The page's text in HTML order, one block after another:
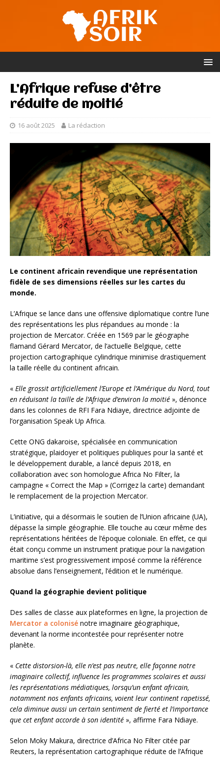
L’Afrique refuse d’être
réduite de moitié
16 août 2025 La rédaction
Le continent africain revendique une représentation
fidèle de ses dimensions réelles sur les cartes du
monde.
L’Afrique se lance dans une offensive diplomatique contre l’une
des représentations les plus répandues au monde : la
projection de Mercator. Créée en 1569 par le géographe
flamand Gérard Mercator, de l’actuelle Belgique, cette
projection cartographique cylindrique minimise drastiquement
la taille réelle du continent africain.
« Elle grossit artificiellement l’Europe et l’Amérique du Nord, tout
en réduisant la taille de l’Afrique d’environ la moitié », dénonce
dans les colonnes de RFI Fara Ndiaye, directrice adjointe de
l’organisation Speak Up Africa.
Cette ONG dakaroise, spécialisée en communication
stratégique, plaidoyer et politiques publiques pour la santé et
le développement durable, a lancé depuis 2018, en
collaboration avec son homologue Africa No Filter, la
campagne « Correct the Map » (Corrigez la carte) demandant
le remplacement de la projection Mercator.
L’initiative, qui a désormais le soutien de l’Union africaine (UA),
dépasse la simple géographie. Elle touche au cœur même des
représentations héritées de l’époque coloniale. En effet, ce qui
était conçu comme un instrument pratique pour la navigation
maritime s’est progressivement imposé comme la référence
absolue dans l’enseignement, l’édition et le numérique.
Quand la géographie devient politique
Des salles de classe aux plateformes en ligne, la projection de
Mercator a colonisé notre imaginaire géographique,
devenant la norme incontestée pour représenter notre
planète.
« Cette distorsion-là, elle n’est pas neutre, elle façonne notre
imaginaire collectif, influence les programmes scolaires et aussi
les représentations médiatiques, lorsqu’un enfant africain,
notamment nos enfants africains, voient leur continent rapetissé,
cela diminue aussi un certain sentiment de fierté et l’importance
que cet enfant accorde à son identité », affirme Fara Ndiaye.
Selon Moky Makura, directrice d’Africa No Filter citée par
Reuters, la représentation cartographique réduite de l’Afrique